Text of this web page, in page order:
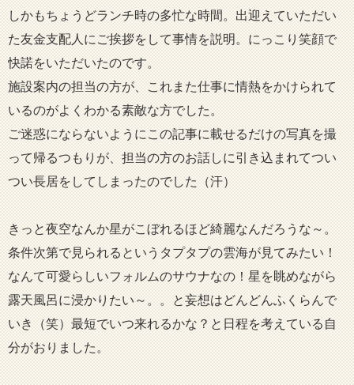
しかもちょうどランチ時の多忙な時間。出迎えていただい
た友金支配人にご挨拶をして事情を説明。にっこり笑顔で
快諾をいただいたのです。
施設案内の担当の方が、これまた仕事に情熱をかけられて
いるのがよくわかる素敵な方でした。
ご迷惑にならないようにこの記事に載せるだけの写真を撮
って帰るつもりが、担当の方のお話しに引き込まれてつい
つい長居をしてしまったのでした（汗）
きっと夜空なんか星がこぼれるほど綺麗なんだろうな～。
条件次第で見られるというタプタプの雲海が見てみたい！
なんて可愛らしいフォルムのサウナなの！星を眺めながら
露天風呂に浸かりたい～。。と妄想はどんどんふくらんで
いき（笑）最短でいつ来れるかな？と日程を考えている自
分がおりました。